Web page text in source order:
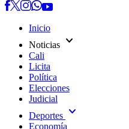
Inicio
Noticias expand_more
Cali
Licita
Política
Elecciones
Judicial
Deportes expand_more
Economía